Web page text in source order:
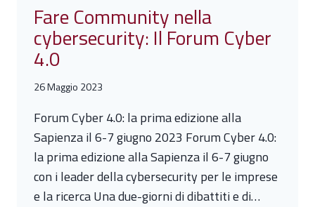
Fare Community nella
cybersecurity: Il Forum Cyber
4.0
26 Maggio 2023
Forum Cyber 4.0: la prima edizione alla
Sapienza il 6-7 giugno 2023 Forum Cyber 4.0:
la prima edizione alla Sapienza il 6-7 giugno
con i leader della cybersecurity per le imprese
e la ricerca Una due-giorni di dibattiti e di…